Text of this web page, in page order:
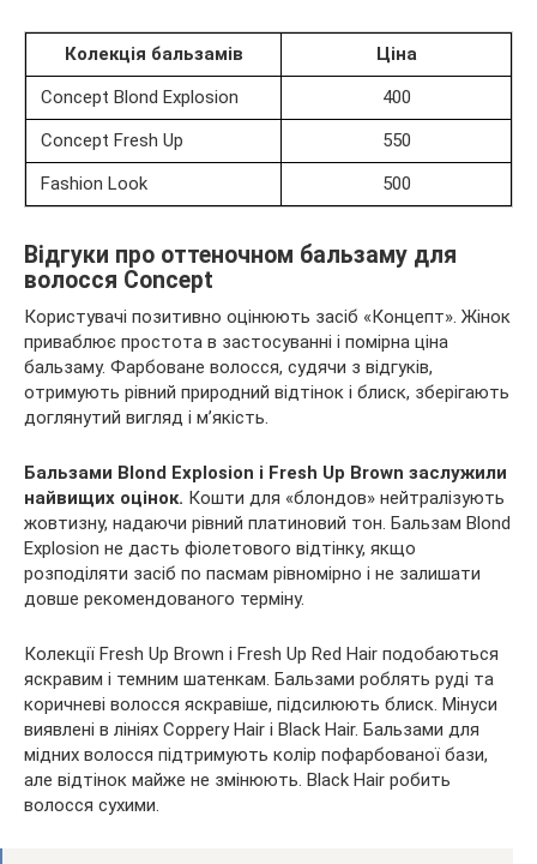
Колекція бальзамів
Ціна
Concept Blond Explosion
400
Concept Fresh Up
550
Fashion Look
500
Відгуки про оттеночном бальзаму для
волосся Concept
Користувачі позитивно оцінюють засіб «Концепт». Жінок
приваблює простота в застосуванні і помірна ціна
бальзаму. Фарбоване волосся, судячи з відгуків,
отримують рівний природний відтінок і блиск, зберігають
доглянутий вигляд і м’якість.
Бальзами Blond Explosion і Fresh Up Brown заслужили
найвищих оцінок. Кошти для «блондов» нейтралізують
жовтизну, надаючи рівний платиновий тон. Бальзам Blond
Explosion не дасть фіолетового відтінку, якщо
розподіляти засіб по пасмам рівномірно і не залишати
довше рекомендованого терміну.
Колекції Fresh Up Brown і Fresh Up Red Hair подобаються
яскравим і темним шатенкам. Бальзами роблять руді та
коричневі волосся яскравіше, підсилюють блиск. Мінуси
виявлені в лініях Coppery Hair і Black Hair. Бальзами для
мідних волосся підтримують колір пофарбованої бази,
але відтінок майже не змінюють. Black Hair робить
волосся сухими.